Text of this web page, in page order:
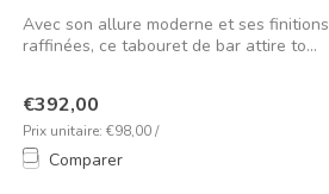
Avec son allure moderne et ses finitions
raffinées, ce tabouret de bar attire to...
€392,00
Prix unitaire: €98,00 /
Comparer